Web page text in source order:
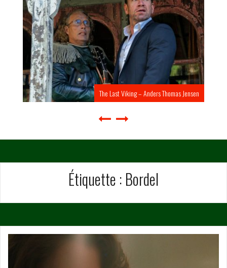
The Last Viking – Anders Thomas Jensen
Étiquette : Bordel